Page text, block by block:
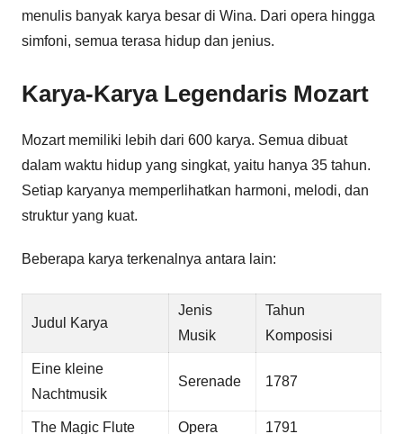
menulis banyak karya besar di Wina. Dari opera hingga
simfoni, semua terasa hidup dan jenius.
Karya-Karya Legendaris Mozart
Mozart memiliki lebih dari 600 karya. Semua dibuat
dalam waktu hidup yang singkat, yaitu hanya 35 tahun.
Setiap karyanya memperlihatkan harmoni, melodi, dan
struktur yang kuat.
Beberapa karya terkenalnya antara lain:
Judul Karya
Jenis
Musik
Tahun
Komposisi
Eine kleine
Nachtmusik
Serenade 1787
The Magic Flute Opera 1791